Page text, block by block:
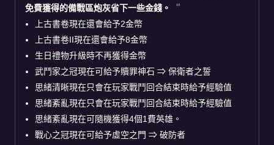
免費獲得的備戰區炮灰省下一些金錢。
上古書卷現在還會給予2金幣
上古書卷II現在還會給予8金幣
生日禮物升級時不再獲得金幣
武鬥家之冠現在可給予贖罪神石 ⇒ 保衛者之誓
思緒清晰現在只會在玩家戰鬥回合結束時給予經驗值
思緒紊亂現在只會在玩家戰鬥回合結束時給予經驗值
思緒紊亂現在可隨機獲得4個1費英雄。
戰心之冠現在可給予虛空之門 ⇒ 破防者